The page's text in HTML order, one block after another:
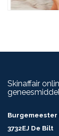
Skinaffair
3732EJ De Bilt